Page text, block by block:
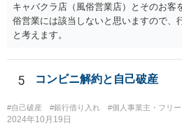
キャバクラ店（風俗営業店）とそのお客
俗営業には該当しないと思いますので、
と考えます。
5 コンビニ解約と自己破産
#自己破産 #銀行借り入れ #個人事業主・フリー
2024年10月19日